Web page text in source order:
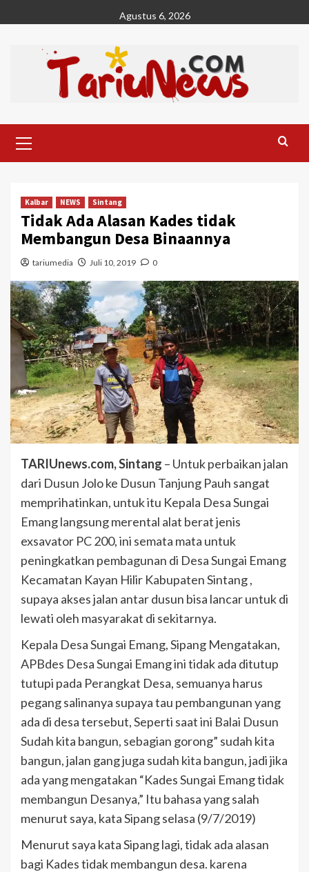
to
Agustus 6, 2026
Menu
Kalbar NEWS Sintang
Tidak Ada Alasan Kades tidak
Membangun Desa Binaannya
tariumedia Juli 10, 2019 0
TARIUnews.com, Sintang – Untuk perbaikan jalan
dari Dusun Jolo ke Dusun Tanjung Pauh sangat
memprihatinkan, untuk itu Kepala Desa Sungai
Emang langsung merental alat berat jenis
exsavator PC 200, ini semata mata untuk
peningkatkan pembagunan di Desa Sungai Emang
Kecamatan Kayan Hilir Kabupaten Sintang ,
supaya akses jalan antar dusun bisa lancar untuk di
lewati oleh masyarakat di sekitarnya.
Kepala Desa Sungai Emang, Sipang Mengatakan,
APBdes Desa Sungai Emang ini tidak ada ditutup
tutupi pada Perangkat Desa, semuanya harus
pegang salinanya supaya tau pembangunan yang
ada di desa tersebut, Seperti saat ini Balai Dusun
Sudah kita bangun, sebagian gorong” sudah kita
bangun, jalan gang juga sudah kita bangun, jadi jika
ada yang mengatakan “Kades Sungai Emang tidak
membangun Desanya,” Itu bahasa yang salah
menurut saya, kata Sipang selasa (9/7/2019)
Menurut saya kata Sipang lagi, tidak ada alasan
bagi Kades tidak membangun desa. karena